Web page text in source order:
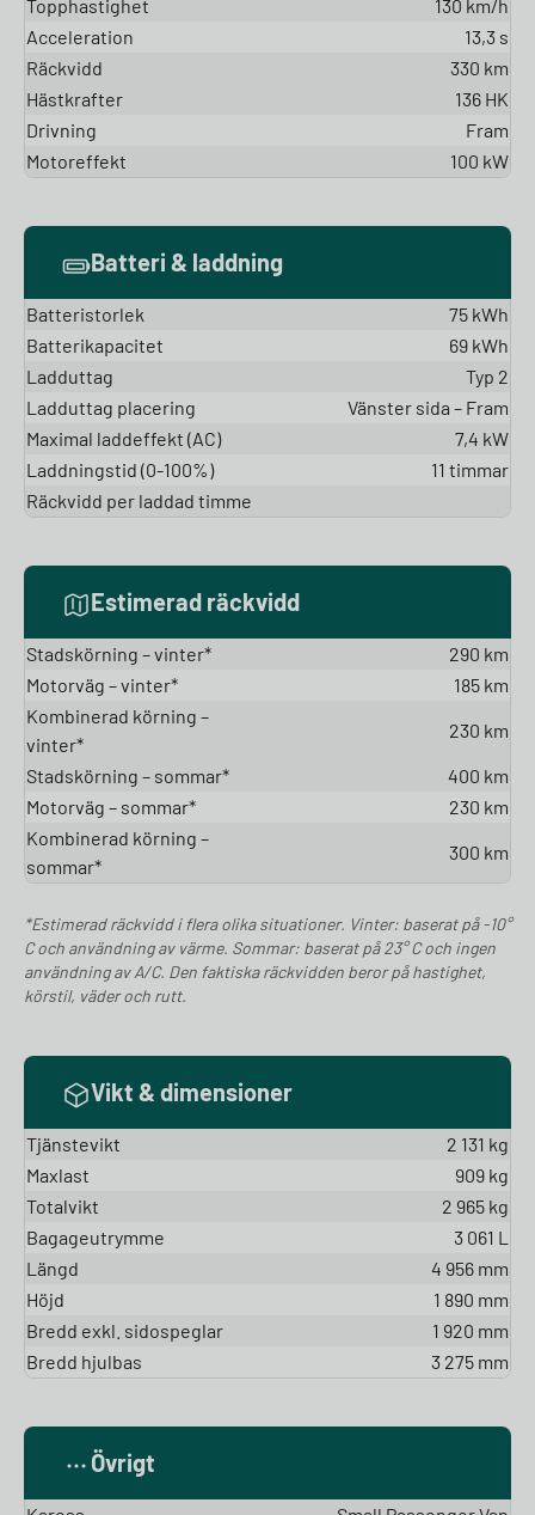
Topphastighet
130 km/h
Acceleration
13,3 s
Räckvidd
330 km
Hästkrafter
136 HK
Drivning
Fram
Motoreffekt
100 kW
Batteri & laddning
Batteristorlek
75 kWh
Batterikapacitet
69 kWh
Ladduttag
Typ 2
Ladduttag placering
Vänster sida – Fram
Maximal laddeffekt (AC)
7,4 kW
Laddningstid (0-100%)
11 timmar
Räckvidd per laddad timme
Estimerad räckvidd
Stadskörning – vinter*
290 km
Motorväg – vinter*
185 km
Kombinerad körning –
vinter*
230 km
Stadskörning – sommar*
400 km
Motorväg – sommar*
230 km
Kombinerad körning –
sommar*
300 km
*Estimerad räckvidd i flera olika situationer. Vinter: baserat på -10°
C och användning av värme. Sommar: baserat på 23° C och ingen
användning av A/C. Den faktiska räckvidden beror på hastighet,
körstil, väder och rutt.
Vikt & dimensioner
Tjänstevikt
2 131 kg
Maxlast
909 kg
Totalvikt
2 965 kg
Bagageutrymme
3 061 L
Längd
4 956 mm
Höjd
1 890 mm
Bredd exkl. sidospeglar
1 920 mm
Bredd hjulbas
3 275 mm
Övrigt